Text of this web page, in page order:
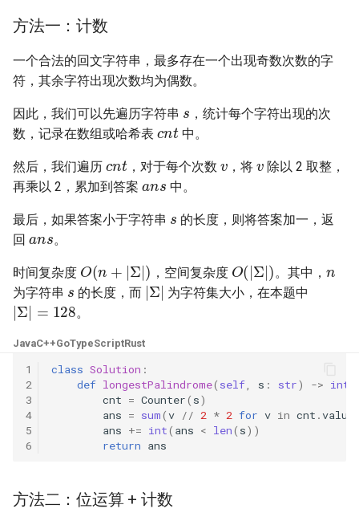
19. 正则表达式匹配
20. 表示数值的字符串
偶数前面
22. 链表中倒数第 k 个节点
25. 合并两个排序的链表
26. 树的子结构
27. 二叉树的镜像
29. 顺时针打印矩阵
30. 包含 min 函数的栈
串
19. 最多删除一个字符得到回
文
20. 回文子字符串的个数
21. 删除链表的倒数第 n 个结
22. 链表中环的入口节点
23. 两个链表的第一个重合节
24. 反转链表
25. 链表中的两数相加
27. 回文链表
3.1. 三合一
3.2. 栈的最小值
3.4. 化栈为队
3.5. 栈排序
3.6. 动物收容所
4.2. 最小高度树
4.3. 特定深度节点链表
4.4. 检查平衡性
4.5. 合法二叉搜索树
4.8. 首个共同祖先
方法一：计数
一个合法的回文字符串，最多存在一个出现奇数次数的字
符，其余字符出现次数均为偶数。
因此，我们可以先遍历字符串
，统计每个字符出现的次
数，记录在数组或哈希表
cnt
中。
然后，我们遍历 ，对于每个次数 ，将
除以 2 取整，
再乘以 2，累加到答案
ans
中。
最后，如果答案小于字符串
的长度，则将答案加一，返
回
a n s
。
时间复杂度
O ( Σ|)
，空间复杂度
O (|Σ|)
。其中，
为字符串
s
的长度，而
|Σ|
为字符集大小，在本题中
|Σ|=128
。
JavaC++GoTypeScriptRust
1
2
3
4
5
6
class Solution :
def longestPalindrome( self, s : str) -> int
cnt = Counter( s)
ans = sum(v // 2 * 2 for v in cnt .
ans += int( ans < len( s))
return ans
方法二：位运算 + 计数